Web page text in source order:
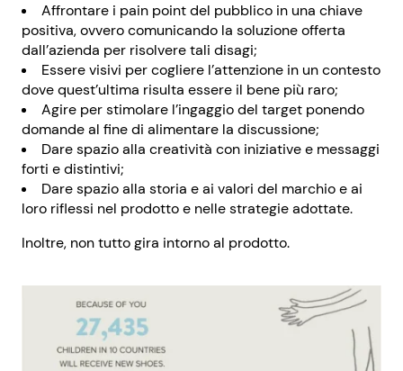
Affrontare i pain point del pubblico in una chiave
positiva, ovvero comunicando la soluzione offerta
dall’azienda per risolvere tali disagi;
Essere visivi per cogliere l’attenzione in un contesto
dove quest’ultima risulta essere il bene più raro;
Agire per stimolare l’ingaggio del target ponendo
domande al fine di alimentare la discussione;
Dare spazio alla creatività con iniziative e messaggi
forti e distintivi;
Dare spazio alla storia e ai valori del marchio e ai
loro riflessi nel prodotto e nelle strategie adottate.
Inoltre, non tutto gira intorno al prodotto.